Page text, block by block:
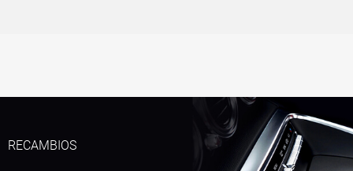
RECAMBIOS